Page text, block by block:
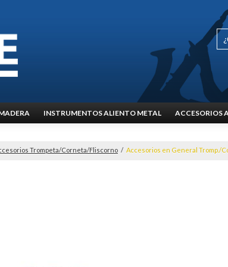
INSTRUMENTOS ALIENTO METAL ACCESORIOS
Trompeta/Corneta/Fliscorno / Accesorios en General Tromp./